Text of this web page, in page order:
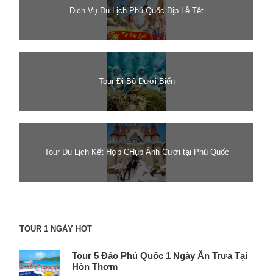
Dịch Vụ Du Lịch Phú Quốc Dịp Lễ Tết
Tour Đi Bộ Dưới Biển
Tour Du Lịch Kết Hợp CHụp Ảnh Cưới tại Phú Quốc
TOUR 1 NGÀY HOT
Tour 5 Đảo Phú Quốc 1 Ngày Ăn Trưa Tại
Hòn Thơm